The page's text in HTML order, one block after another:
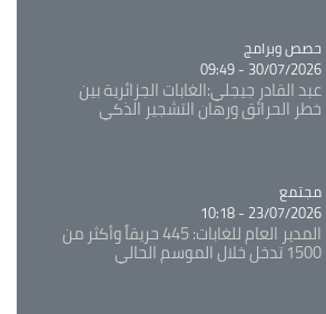
Catégorie
حصص وبرامج
30/07/2026 - 09:49
عبد القادر جيجلي:الغابات الجزائرية بين
خطر الحرائق ورهان التشجير الذكي
Catégorie
مجتمع
23/07/2026 - 10:18
المدير العام للغابات: 445 حريقاً وأكثر من
1500 تدخل خلال الموسم الحالي